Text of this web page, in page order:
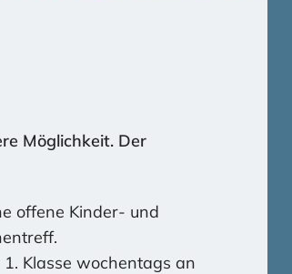
Möglichkeit. Der
offene Kinder- und
Klasse wochentags an